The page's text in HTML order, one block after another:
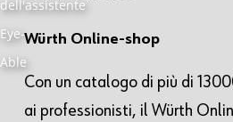
Würth Online-shop
Con un catalogo di più di
ai professionisti, il Würth